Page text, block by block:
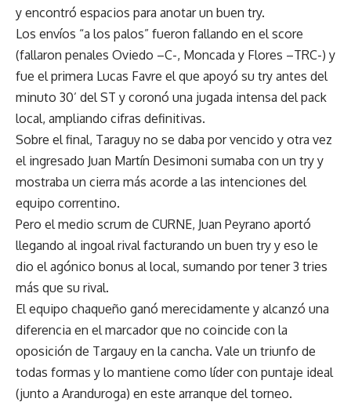
y encontró espacios para anotar un buen try.
Los envíos “a los palos” fueron fallando en el score
(fallaron penales Oviedo –C-, Moncada y Flores –TRC-) y
fue el primera Lucas Favre el que apoyó su try antes del
minuto 30’ del ST y coronó una jugada intensa del pack
local, ampliando cifras definitivas.
Sobre el final, Taraguy no se daba por vencido y otra vez
el ingresado Juan Martín Desimoni sumaba con un try y
mostraba un cierra más acorde a las intenciones del
equipo correntino.
Pero el medio scrum de CURNE, Juan Peyrano aportó
llegando al ingoal rival facturando un buen try y eso le
dio el agónico bonus al local, sumando por tener 3 tries
más que su rival.
El equipo chaqueño ganó merecidamente y alcanzó una
diferencia en el marcador que no coincide con la
oposición de Targauy en la cancha. Vale un triunfo de
todas formas y lo mantiene como líder con puntaje ideal
(junto a Aranduroga) en este arranque del torneo.